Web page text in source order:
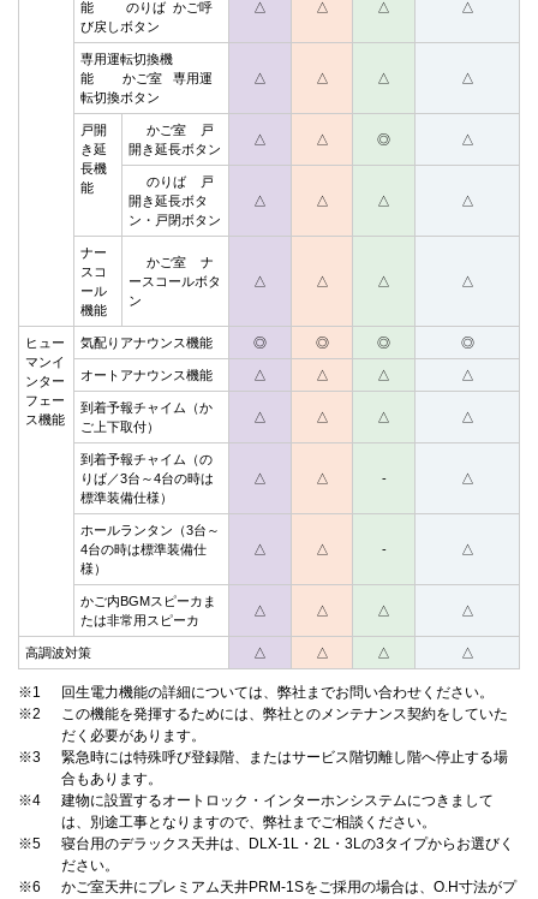
能 のりば かご呼
び戻しボタン
△ △ △ △
専用運転切換機
能 かご室 専用運
転切換ボタン
△ △ △ △
戸開
き延
長機
能
かご室 戸
開き延長ボタン
△ △ ◎ △
のりば 戸
開き延長ボタ
ン・戸閉ボタン
△ △ △ △
ナー
スコ
ール
機能
かご室 ナ
ースコールボタ
ン
△ △ △ △
ヒュー
マンイ
ンター
フェー
ス機能
気配りアナウンス機能 ◎ ◎ ◎ ◎
オートアナウンス機能 △ △ △ △
到着予報チャイム（か
ご上下取付）
△ △ △ △
到着予報チャイム（の
りば／3台～4台の時は
標準装備仕様）
△ △ - △
ホールランタン（3台～
4台の時は標準装備仕
様）
△ △ - △
かご内BGMスピーカま
たは非常用スピーカ
△ △ △ △
高調波対策 △ △ △ △
※1
回生電力機能の詳細については、弊社までお問い合わせください。
※2
この機能を発揮するためには、弊社とのメンテナンス契約をしていた
だく必要があります。
※3
緊急時には特殊呼び登録階、またはサービス階切離し階へ停止する場
合もあります。
※4
建物に設置するオートロック・インターホンシステムにつきまして
は、別途工事となりますので、弊社までご相談ください。
※5
寝台用のデラックス天井は、DLX-1L・2L・3Lの3タイプからお選びく
ださい。
※6
かご室天井にプレミアム天井PRM-1Sをご採用の場合は、O.H寸法がプ